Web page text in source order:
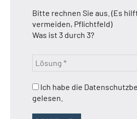
Bitte rechnen Sie aus. (Es
vermeiden, Pflichtfeld)
Was ist 3 durch 3?
Ich habe die
gelesen.